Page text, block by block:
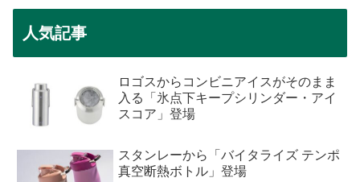
人気記事
ロゴスからコンビニアイスがそのまま
入る「氷点下キープシリンダー・アイ
スコア」登場
スタンレーから「バイタライズ テンポ
真空断熱ボトル」登場